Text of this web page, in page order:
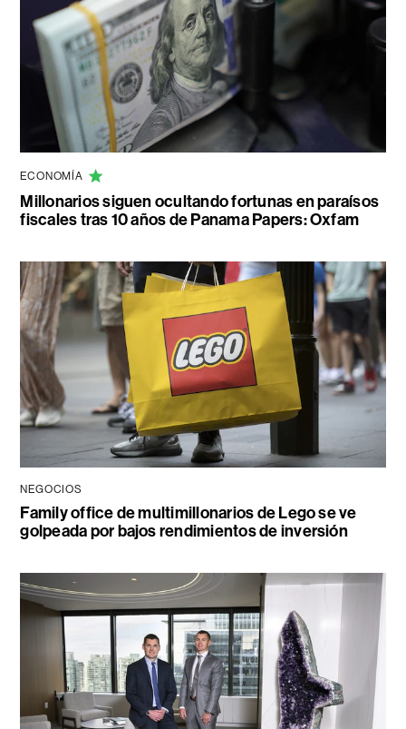
ECONOMÍA
Millonarios siguen ocultando fortunas en paraísos
fiscales tras 10 años de Panama Papers: Oxfam
NEGOCIOS
Family office de multimillonarios de Lego se ve
golpeada por bajos rendimientos de inversión